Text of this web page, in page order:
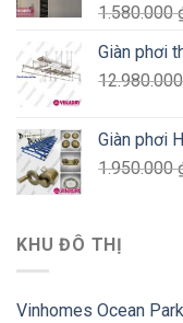
1.580.000
Giàn phơi
Giàn phơi
1.950.000
KHU ĐÔ THỊ
Vinhomes Ocean